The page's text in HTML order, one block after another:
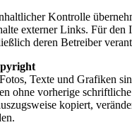
Kontrolle
externer Links. Für den
deren Betreiber
Texte und Grafiken
ohne vorherige
kopiert,